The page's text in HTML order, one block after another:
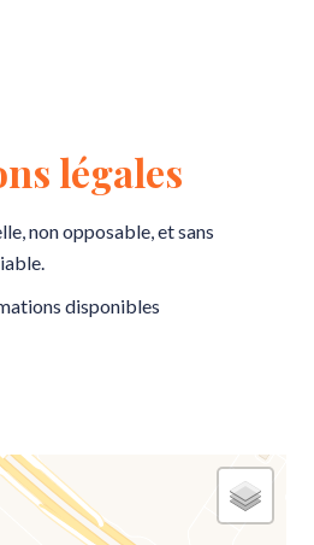
légales
non opposable, et sans
disponibles